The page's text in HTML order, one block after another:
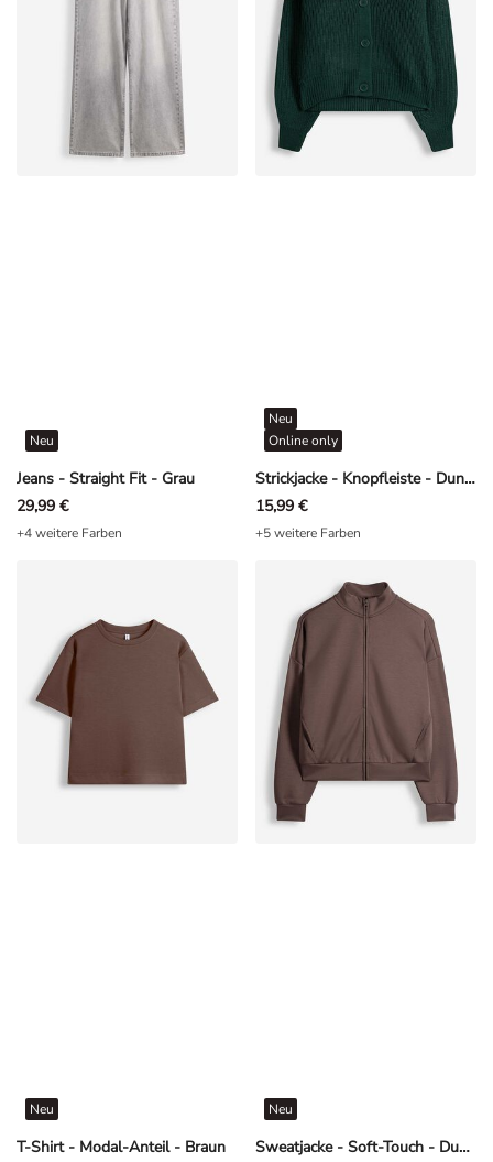
Jeans - Straight Fit - Grau
Neu
29,99 €
+4 weitere Farben
Strickjacke - Knopfleiste - Dunkelgrün
Neu
Online only
15,99 €
+5 weitere Farben
T-Shirt - Modal-Anteil - Braun
Neu
Sweatjacke - Soft-Touch - Dunkelbraun
Neu